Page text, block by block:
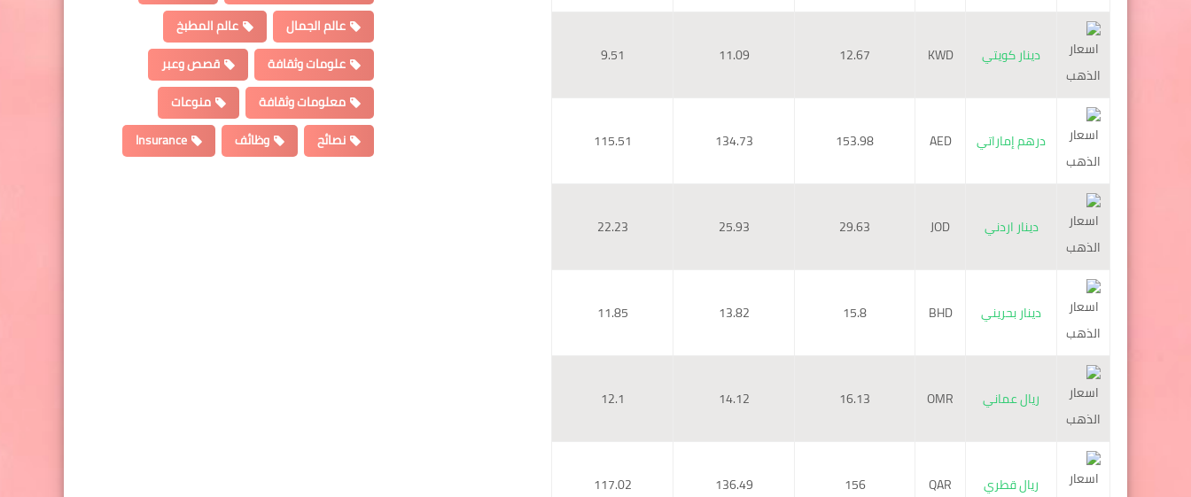
دينار كويتي KWD
12.67
11.09
9.51
درهم إماراتي AED
153.98
134.73
115.51
دينار اردني JOD
29.63
25.93
22.23
دينار بحريني BHD
15.8
13.82
11.85
ريال عماني OMR
16.13
14.12
12.1
ريال قطري QAR
156
136.49
117.02
عالم الجمال
عالم المطبخ
علومات وثقافة
قصص وعبر
معلومات وثقافة
منوعات
نصائح
وظائف Insurance